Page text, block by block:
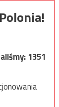
1351